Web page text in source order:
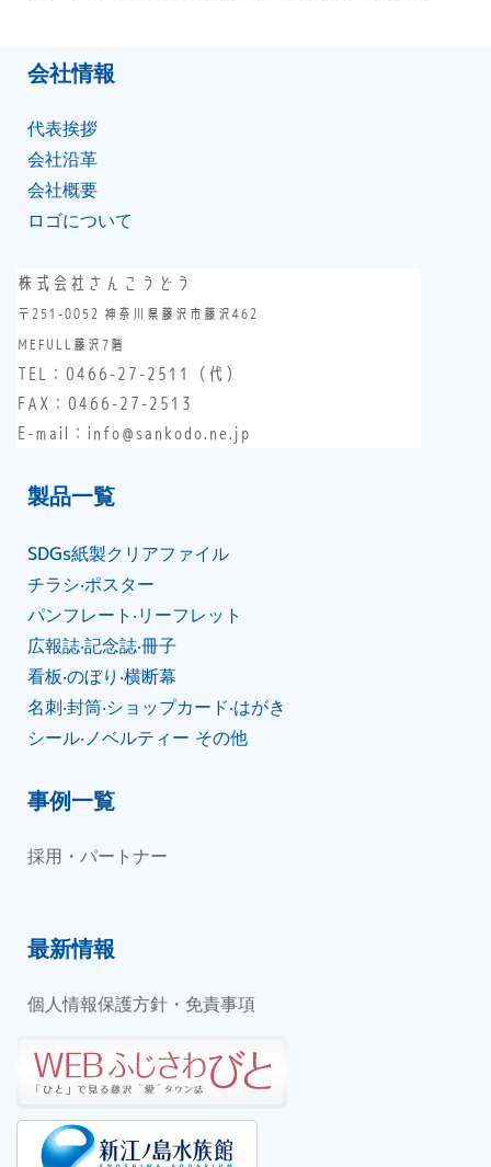
会社情報
代表挨拶
会社沿⾰
会社概要
ロゴについて
株式会社さんこうどう
〒251-0052 神奈川県藤沢市藤沢462
MEFULL藤沢7階
TEL： 0466-27-2511
（代）
FAX：0466-27-2513
E-mail：info@sankodo.ne.jp
製品⼀覧
SDGs紙製クリアファイル
チラシ‧ポスター
パンフレート‧リーフレット
広報誌‧記念誌‧冊⼦
看板‧のぼり‧横断幕
名刺‧封筒‧ショップカード‧はがき
シール‧ノベルティー その他
事例一覧
採用・パートナー
最新情報
個人情報保護方針・免責事項